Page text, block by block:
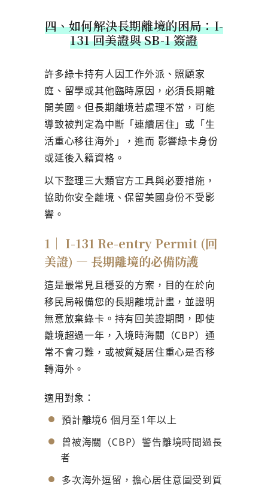
四、如何解決長期離境的困局：I-
131 回美證與 SB-1 簽證
許多綠卡持有人因工作外派、照顧家
庭、留學或其他臨時原因，必須長期離
開美國。但長期離境若處理不當，可能
導致被判定為中斷「連續居住」或「生
活重心移往海外」，進而 影響綠卡身份
或延後入籍資格。
以下整理三大類官方工具與必要措施，
協助你安全離境、保留美國身份不受影
響。
1｜ I-131 Re-entry Permit (回
美證) — 長期離境的必備防護
這是最常見且穩妥的方案，目的在於向
移民局報備您的長期離境計畫，並證明
無意放棄綠卡。持有回美證期間，即使
離境超過一年，入境時海關（CBP）通
常不會刁難，或被質疑居住重心是否移
轉海外。
適用對象：
預計離境6 個月至1年以上
曾被海關（CBP）警告離境時間過長
者
多次海外逗留，擔心居住意圖受到質